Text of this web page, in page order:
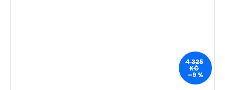
4 325
KČ
–9 %